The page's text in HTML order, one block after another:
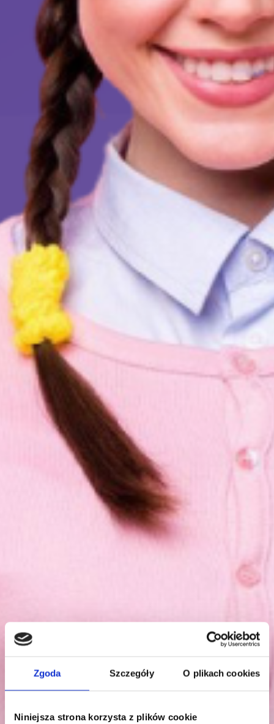
Zgoda Szczegóły O plikach cookies
Niniejsza strona korzysta z plików cookie